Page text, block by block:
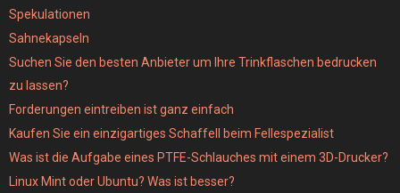
Spekulationen
Sahnekapseln
Suchen Sie den besten Anbieter um Ihre Trinkflaschen bedrucken
zu lassen?
Forderungen eintreiben ist ganz einfach
Kaufen Sie ein einzigartiges Schaffell beim Fellespezialist
Was ist die Aufgabe eines PTFE-Schlauches mit einem 3D-Drucker?
Linux Mint oder Ubuntu? Was ist besser?